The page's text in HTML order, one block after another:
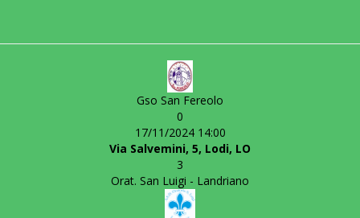
Gso San Fereolo
0
17/11/2024 14:00
Via Salvemini, 5, Lodi, LO
3
Orat. San Luigi - Landriano